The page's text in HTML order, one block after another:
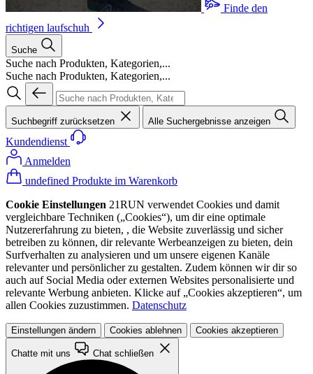
Finde den
richtigen laufschuh
Suche
Suche nach Produkten, Kategorien,...
Suche nach Produkten, Kategorien,...
Suchbegriff zurücksetzen Alle Suchergebnisse anzeigen
Kundendienst
Anmelden
undefined Produkte im Warenkorb
Cookie Einstellungen 21RUN verwendet Cookies und damit
vergleichbare Techniken („Cookies“), um dir eine optimale
Nutzererfahrung zu bieten, , die Website zuverlässig und sicher
betreiben zu können, dir relevante Werbeanzeigen zu bieten, dein
Surfverhalten zu analysieren und um unsere eigenen Kanäle
relevanter und persönlicher zu gestalten. Zudem können wir dir so
auch auf Social Media oder externen Websites personalisierte und
relevante Werbung anbieten. Klicke auf „Cookies akzeptieren“, um
allen Cookies zuzustimmen. Datenschutz
Einstellungen ändern Cookies ablehnen Cookies akzeptieren
Chatte mit uns Chat schließen